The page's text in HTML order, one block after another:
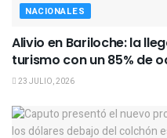
NACIONALES
Alivio en Bariloche: la
turismo con un 85% de
23 JULIO, 2026